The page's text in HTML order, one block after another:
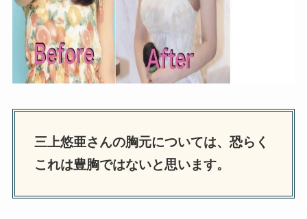
三上悠亜さんの胸元については、恐らく
これは豊胸ではないと思います。